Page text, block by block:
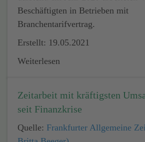
Beschäftigten in Betrieben mit
Branchentarifvertrag.
Erstellt: 19.05.2021
Weiterlesen
Zeitarbeit mit kräftigsten
seit Finanzkrise
Quelle: Frankfurter Allgemeine